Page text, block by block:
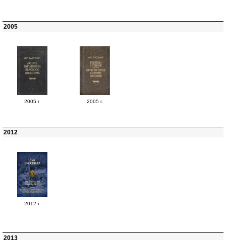
2005
2005 г. 2005 г.
2012
2012 г.
2013